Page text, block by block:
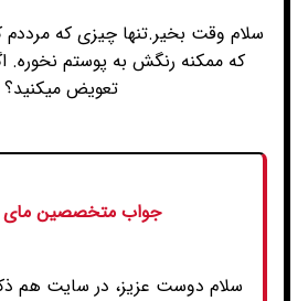
سلام وقت بخیر.تنها چیزی که مرددم
که ممکنه رنگش به پوستم نخوره.
تعویض میکنید؟
جواب متخصصین مای
سلام دوست عزیز، در سایت هم